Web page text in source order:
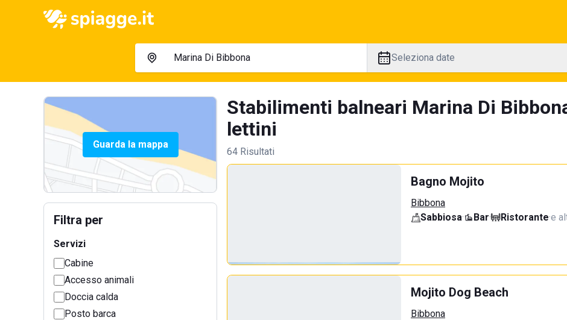
Seleziona date
Guarda la mappa
Filtra per
Servizi
Cabine
Accesso animali
Doccia calda
Posto barca
Stabilimenti balneari Marina Di
lettini
64 Risultati
Bagno Mojito
Bibbona
Sabbiosa· Bar· Ristorante·e
Mojito Dog Beach
Bibbona